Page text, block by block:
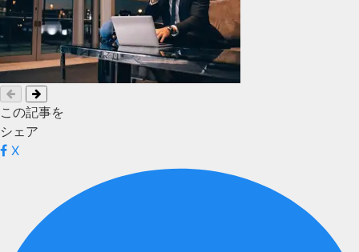
この記事を
シェア
X